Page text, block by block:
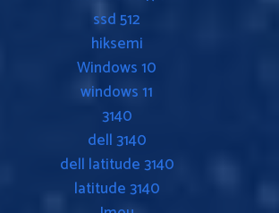
ssd 512
hiksemi
Windows 10
windows 11
3140
dell 3140
dell latitude 3140
latitude 3140